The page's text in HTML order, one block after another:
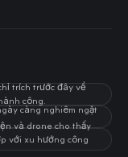
trích trước đây về
công.
càng nghiêm ngặt
và drone cho thấy
với xu hướng công